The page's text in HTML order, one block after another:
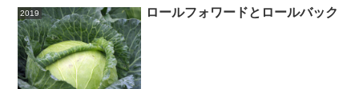
2019 ロールフォワードとロールバック